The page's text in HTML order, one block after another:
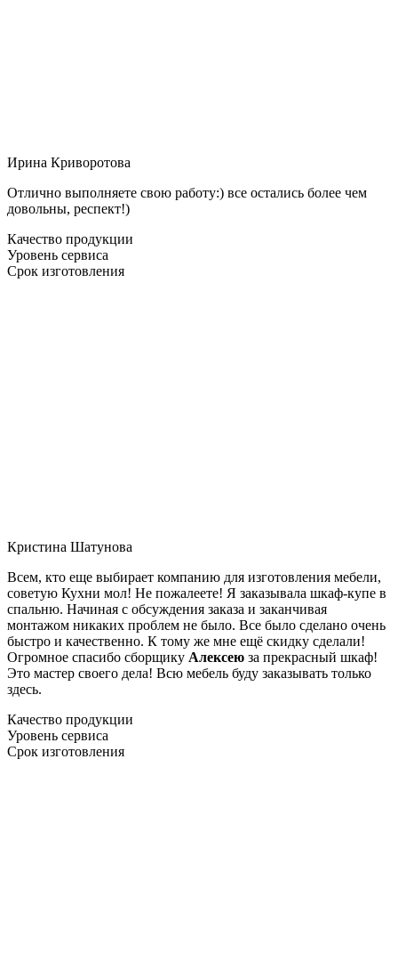
Ирина Криворотова
Отлично выполняете свою работу:) все остались более чем
довольны, респект!)
Качество продукции
Уровень сервиса
Срок изготовления
Кристина Шатунова
Всем, кто еще выбирает компанию для изготовления мебели,
советую Кухни мол! Не пожалеете! Я заказывала шкаф-купе в
спальню. Начиная с обсуждения заказа и заканчивая
монтажом никаких проблем не было. Все было сделано очень
быстро и качественно. К тому же мне ещё скидку сделали!
Огромное спасибо сборщику Алексею за прекрасный шкаф!
Это мастер своего дела! Всю мебель буду заказывать только
здесь.
Качество продукции
Уровень сервиса
Срок изготовления